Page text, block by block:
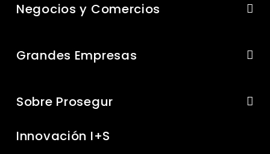
Negocios y Comercios
Grandes Empresas
Sobre Prosegur
Innovación I+S